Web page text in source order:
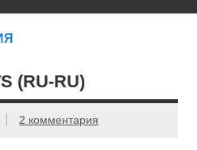
(RU-RU)
2 комментария